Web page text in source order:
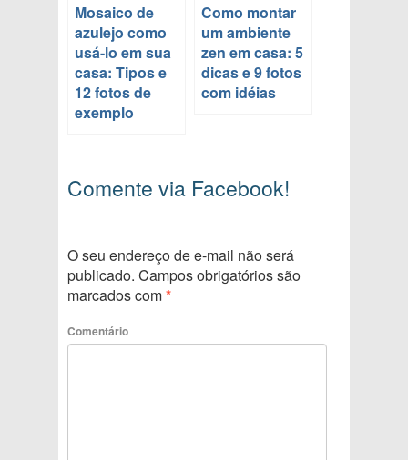
Mosaico de
azulejo como
usá-lo em sua
casa: Tipos e
12 fotos de
exemplo
Como montar
um ambiente
zen em casa: 5
dicas e 9 fotos
com idéias
Comente via Facebook!
O seu endereço de e-mail não será
publicado. Campos obrigatórios são
marcados com*
Comentário